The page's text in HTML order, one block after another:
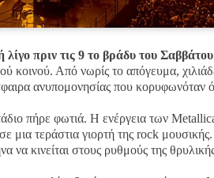
πριν τις 9 το βράδυ του Σαββάτου
κοινού. Από νωρίς το απόγευμα,
ανυπομονησίας που κορυφωνόταν
πήρε φωτιά. Η ενέργεια των
τεράστια γιορτή της rock
να κινείται στους ρυθμούς της